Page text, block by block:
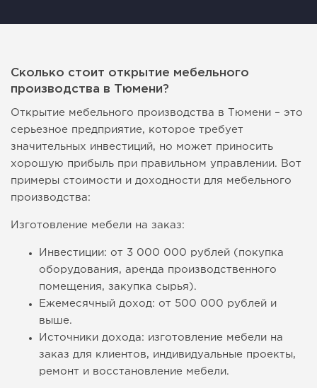
Сколько стоит открытие мебельного
производства в Тюмени?
Открытие мебельного производства в Тюмени – это
серьезное предприятие, которое требует
значительных инвестиций, но может приносить
хорошую прибыль при правильном управлении. Вот
примеры стоимости и доходности для мебельного
производства:
Изготовление мебели на заказ:
Инвестиции: от 3 000 000 рублей (покупка
оборудования, аренда производственного
помещения, закупка сырья).
Ежемесячный доход: от 500 000 рублей и
выше.
Источники дохода: изготовление мебели на
заказ для клиентов, индивидуальные проекты,
ремонт и восстановление мебели.